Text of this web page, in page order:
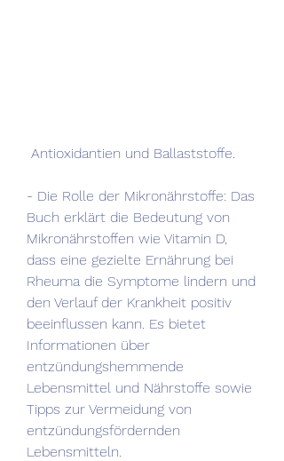
Antioxidantien und Ballaststoffe.
- Die Rolle der Mikronährstoffe: Das
Buch erklärt die Bedeutung von
Mikronährstoffen wie Vitamin D,
dass eine gezielte Ernährung bei
Rheuma die Symptome lindern und
den Verlauf der Krankheit positiv
beeinflussen kann. Es bietet
Informationen über
entzündungshemmende
Lebensmittel und Nährstoffe sowie
Tipps zur Vermeidung von
entzündungsfördernden
Lebensmitteln.